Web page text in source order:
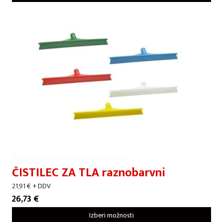
ČISTILEC ZA TLA raznobarvni
21,91€+ DDV
26,73 €
Izberi možnosti